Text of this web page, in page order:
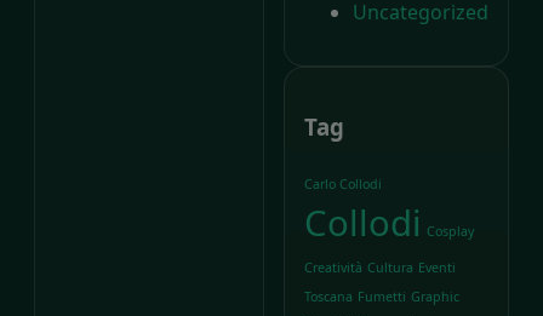
Uncategorized
Tag
Carlo Collodi
Collodi Cosplay
Creatività Cultura Eventi
Toscana Fumetti Graphic